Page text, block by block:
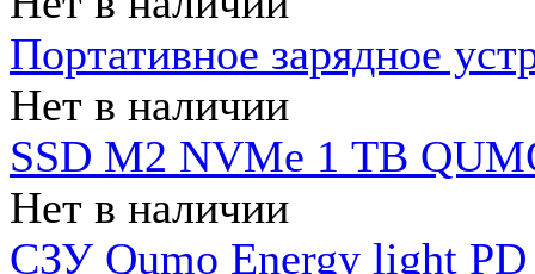
Портативное зарядное
Нет в наличии
SSD M2 NVMe 1 ТB
Нет в наличии
СЗУ Qumo Energy light PD